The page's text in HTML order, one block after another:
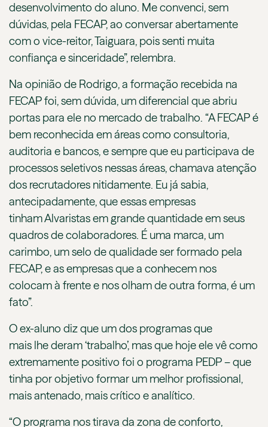
desenvolvimento do aluno. Me convenci, sem
dúvidas, pela FECAP, ao conversar abertamente
com o vice-reitor, Taiguara, pois senti muita
confiança e sinceridade”, relembra.
Na opinião de Rodrigo, a formação recebida na
FECAP foi, sem dúvida, um diferencial que abriu
portas para ele no mercado de trabalho. “A FECAP é
bem reconhecida em áreas como consultoria,
auditoria e bancos, e sempre que eu participava de
processos seletivos nessas áreas, chamava atenção
dos recrutadores nitidamente. Eu já sabia,
antecipadamente, que essas empresas
tinham Alvaristas em grande quantidade em seus
quadros de colaboradores. É uma marca, um
carimbo, um selo de qualidade ser formado pela
FECAP, e as empresas que a conhecem nos
colocam à frente e nos olham de outra forma, é um
fato”.
O ex-aluno diz que um dos programas que
mais lhe deram ‘trabalho’, mas que hoje ele vê como
extremamente positivo foi o programa PEDP – que
tinha por objetivo formar um melhor profissional,
mais antenado, mais crítico e analítico.
“O programa nos tirava da zona de conforto,